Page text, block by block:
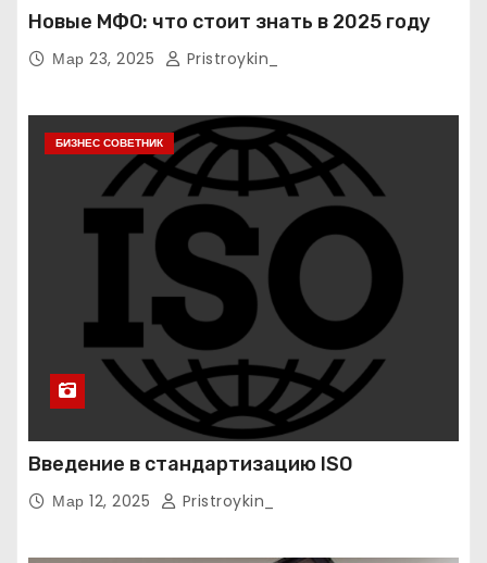
Новые МФО: что стоит знать в 2025 году
Мар 23, 2025 Pristroykin_
БИЗНЕС СОВЕТНИК
Введение в стандартизацию ISO
Мар 12, 2025 Pristroykin_